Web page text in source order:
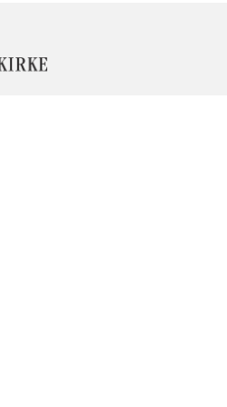
KONTAKTINFORMASJON